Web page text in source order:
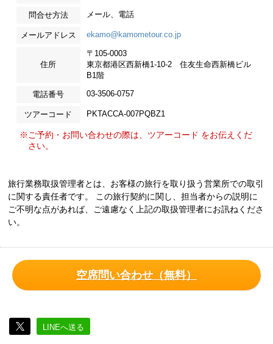
問合せ方法 メール、電話
メールアドレス ekamo@kamometour.co.jp
住所
〒105-0003
東京都港区西新橋1-10-2 住友生命西新橋ビル
B1階
電話番号 03-3506-0757
ツアーコード PKTACCA-007PQBZ1
※ご予約・お問い合わせの際は、ツアーコード をお伝えくだ
さい。
旅行業務取扱管理者とは、お客様の旅行を取り扱う営業所での取引
に関する責任者です。 この旅行契約に関し、担当者からの説明に
ご不明な点があれば、ご遠慮なく上記の取扱管理者にお訊ねくださ
い。
空席問い合わせ（無料）
LINEへ送る